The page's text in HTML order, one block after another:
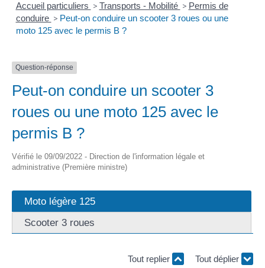
Accueil particuliers > Transports - Mobilité > Permis de
conduire > Peut-on conduire un scooter 3 roues ou une
moto 125 avec le permis B ?
Question-réponse
Peut-on conduire un scooter 3
roues ou une moto 125 avec le
permis B ?
Vérifié le 09/09/2022 - Direction de l'information légale et
administrative (Première ministre)
Moto légère 125
Scooter 3 roues
Tout replier Tout déplier